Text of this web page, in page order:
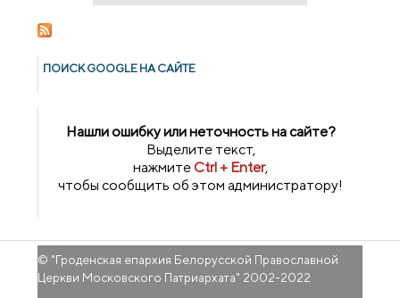
ПОИСК GOОGLE НА САЙТЕ
Нашли ошибку или неточность на сайте?
Выделите текст,
нажмитеCtrl + Enter,
чтобы сообщить об этом администратору!
© "Гроденская епархия Белорусской Православной
Церкви Московского Патриархата" 2002-2022